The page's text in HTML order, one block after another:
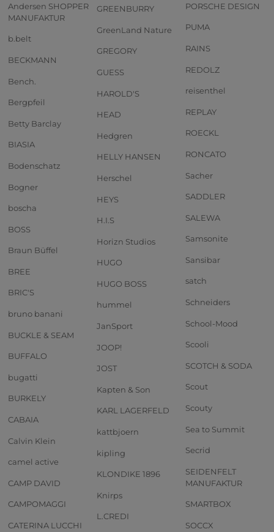
Andersen SHOPPER
MANUFAKTUR
b.belt
BECKMANN
Bench.
Bergpfeil
Betty Barclay
BIASIA
Bodenschatz
Bogner
boscha
BOSS
Braun Büffel
BREE
BRIC'S
bruno banani
BUCKLE & SEAM
BUFFALO
bugatti
BURKELY
CABAIA
Calvin Klein
camel active
CAMP DAVID
CAMPOMAGGI
CATERINA LUCCHI
GREENBURRY
GreenLand Nature
GREGORY
GUESS
HAROLD'S
HEAD
Hedgren
HELLY HANSEN
Herschel
HEYS
H.I.S
Horizn Studios
HUGO
HUGO BOSS
hummel
JanSport
JOOP!
JOST
Kapten & Son
KARL LAGERFELD
kattbjoern
kipling
KLONDIKE 1896
Knirps
L.CREDI
PORSCHE DESIGN
PUMA
RAINS
REDOLZ
reisenthel
REPLAY
ROECKL
RONCATO
Sacher
SADDLER
SALEWA
Samsonite
Sansibar
satch
Schneiders
School-Mood
Scooli
SCOTCH & SODA
Scout
Scouty
Sea to Summit
Secrid
SEIDENFELT
MANUFAKTUR
SMARTBOX
SOCCX